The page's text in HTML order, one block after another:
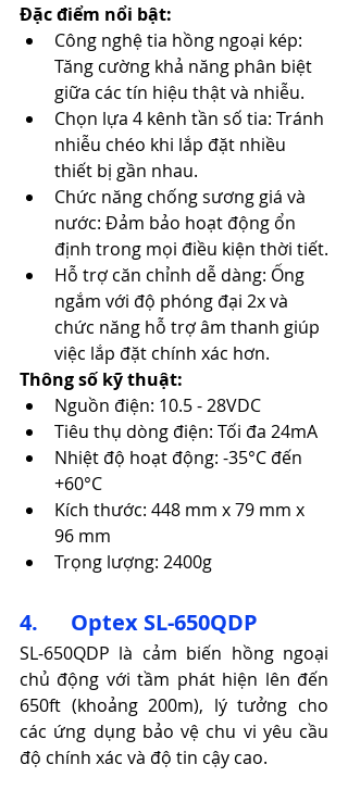
Đặc điểm nổi bật:
Công nghệ tia hồng ngoại kép:
Tăng cường khả năng phân biệt
giữa các tín hiệu thật và nhiễu.​
Chọn lựa 4 kênh tần số tia: Tránh
nhiễu chéo khi lắp đặt nhiều
thiết bị gần nhau.​
Chức năng chống sương giá và
nước: Đảm bảo hoạt động ổn
định trong mọi điều kiện thời tiết.​
Hỗ trợ căn chỉnh dễ dàng: Ống
ngắm với độ phóng đại 2x và
chức năng hỗ trợ âm thanh giúp
việc lắp đặt chính xác hơn.​
Thông số kỹ thuật:
Nguồn điện: 10.5 - 28VDC​
Tiêu thụ dòng điện: Tối đa 24mA
Nhiệt độ hoạt động: -35°C đến
+60°C
Kích thước: 448 mm x 79 mm x
96 mm
Trọng lượng: 2400g
4.      Optex SL-650QDP
SL-650QDP là cảm biến hồng ngoại
chủ động với tầm phát hiện lên đến
650ft (khoảng 200m), lý tưởng cho
các ứng dụng bảo vệ chu vi yêu cầu
độ chính xác và độ tin cậy cao.